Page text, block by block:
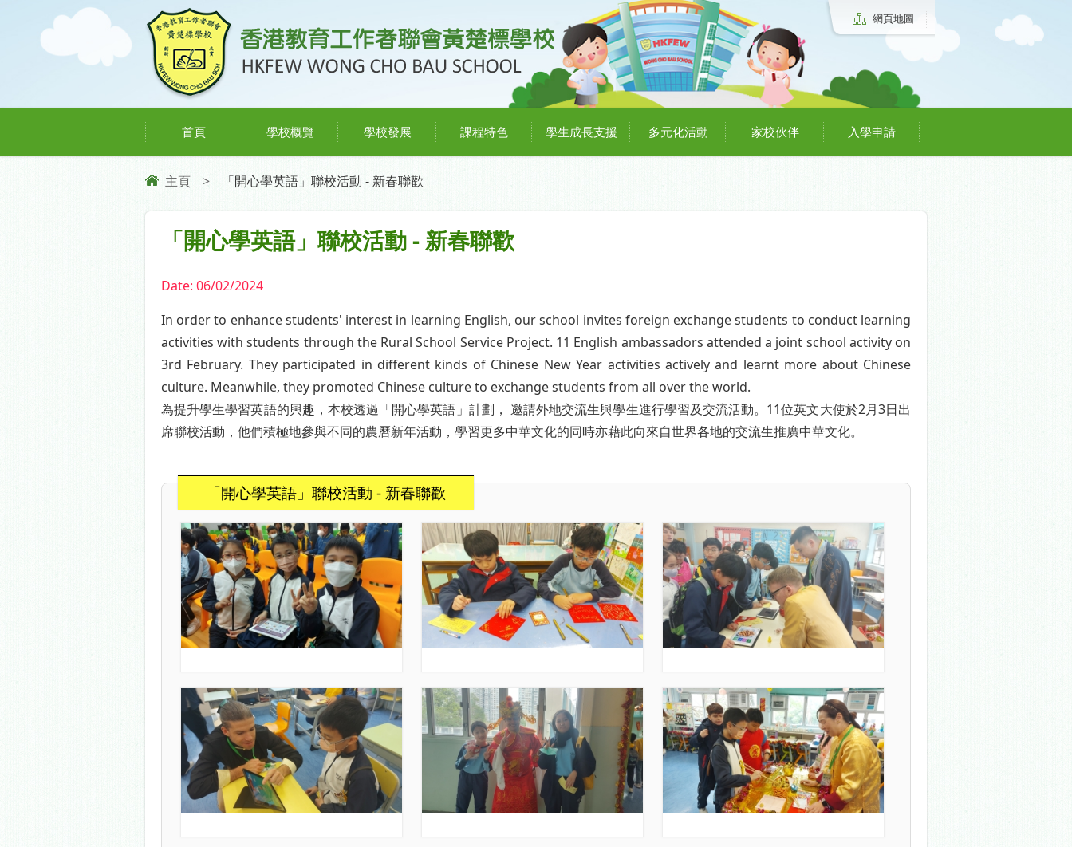
網頁地圖
首頁 學校概覽 學校發展 課程特色 學生成長支援 多元化活動 家校伙伴 入學申請
主頁 > 「開心學英語」聯校活動 - 新春聯歡
「開心學英語」聯校活動 - 新春聯歡
Date: 06/02/2024
In order to enhance students' interest in learning English, our school invites foreign exchange students to conduct learning
activities with students through the Rural School Service Project. 11 English ambassadors attended a joint school activity on
3rd February. They participated in different kinds of Chinese New Year activities actively and learnt more about Chinese
culture. Meanwhile, they promoted Chinese culture to exchange students from all over the world.
為提升學生學習英語的興趣，本校透過「開心學英語」計劃， 邀請外地交流生與學生進行學習及交流活動。11位英文大使於2月3日出
席聯校活動，他們積極地參與不同的農曆新年活動，學習更多中華文化的同時亦藉此向來自世界各地的交流生推廣中華文化。
「開心學英語」聯校活動 - 新春聯歡